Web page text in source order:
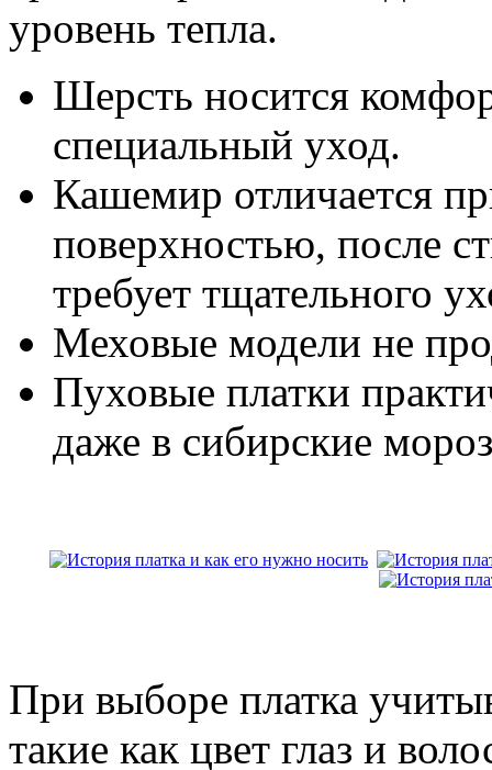
уровень тепла.
Шерсть носится
специальный уход.
Кашемир отличается
поверхностью, после
требует тщательного
Меховые модели не
Пуховые платки
даже в сибирские
При выборе платка
такие как цвет глаз и